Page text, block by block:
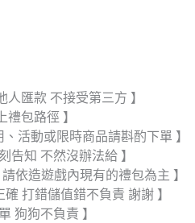
匯款 不接受第三方 】
包路徑 】
活動或限時商品請斟酌下單 】
告知 不然沒辦法給 】
依造遊戲內現有的禮包為主 】
打錯儲值錯不負責 謝謝 】
狗狗不負責 】